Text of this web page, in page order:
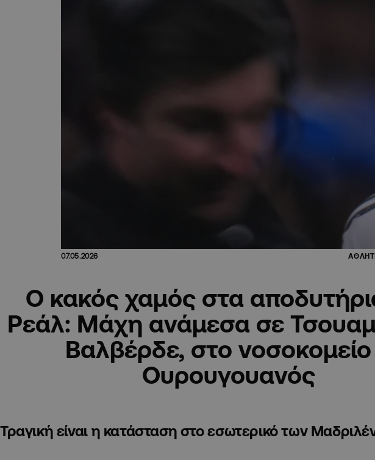
07.05.2026
Ο κακός χαμός στα
Ρεάλ: Μάχη ανάμεσα σε
Βαλβέρδε, στο
Ουρουγουανός
Τραγική είναι η κατάσταση στο εσωτερικό των